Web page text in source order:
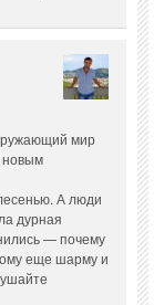
мир
новым
А люди
дурная
— почему
еще шарму и